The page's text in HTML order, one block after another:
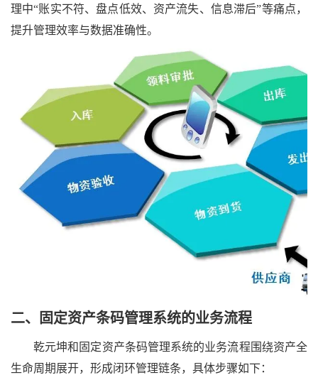
理中“账实不符、盘点低效、资产流失、信息滞后”等痛点，
提升管理效率与数据准确性。
二、 固定资产条码管理系统的业务流程
乾元坤和 固定资产条码管理系统的业务流程围绕资产全
生命周期展开，形成闭环管理链条，具体步骤如下：